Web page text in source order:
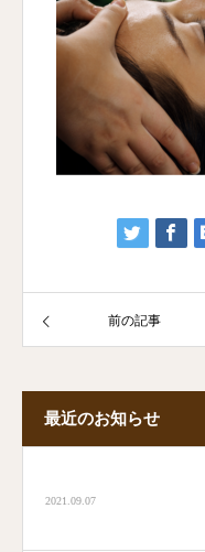
前の記事
最近のお知らせ
2021.09.07